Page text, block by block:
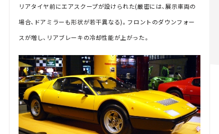
リアタイヤ前にエアスクープが設けられた(厳密には、展示車両の
場合、ドアミラーも形状が若干異なる)。フロントのダウンフォー
スが増し、リアブレーキの冷却性能が上がった。